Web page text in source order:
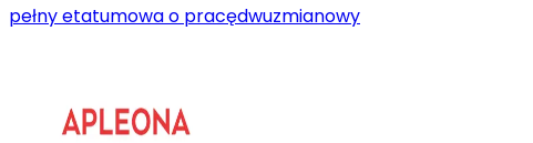
pełny etatumowa o pracędwuzmianowy